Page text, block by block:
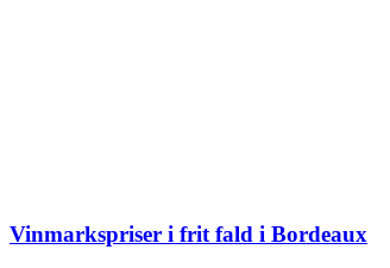
Vinmarkspriser i frit fald i Bordeaux